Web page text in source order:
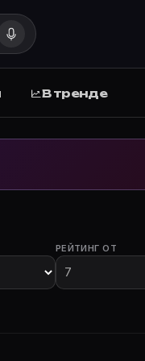
на Movie Planner
В тренде
РЕЙТИНГ ОТ